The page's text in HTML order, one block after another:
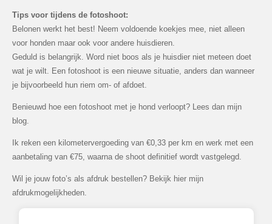
Tips voor tijdens de fotoshoot:
Belonen werkt het best! Neem voldoende koekjes mee, niet alleen
voor honden maar ook voor andere huisdieren.
Geduld is belangrijk. Word niet boos als je huisdier niet meteen doet
wat je wilt. Een fotoshoot is een nieuwe situatie, anders dan wanneer
je bijvoorbeeld hun riem om- of afdoet.
Benieuwd hoe een fotoshoot met je hond verloopt? Lees dan mijn
blog.
Ik reken een kilometervergoeding van €0,33 per km en werk met een
aanbetaling van €75, waarna de shoot definitief wordt vastgelegd.
Wil je jouw foto’s als afdruk bestellen? Bekijk hier mijn
afdrukmogelijkheden.